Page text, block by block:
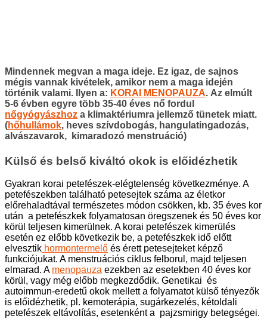
Mindennek megvan a maga ideje. Ez igaz, de sajnos
mégis vannak kivételek, amikor nem a maga idején
történik valami. Ilyen a: KORAI MENOPAUZA. Az elmúlt
5-6 évben egyre több 35-40 éves nő fordul
nőgyógyászhoz a klimaktériumra jellemző tünetek miatt.
(hőhullámok, heves szívdobogás, hangulatingadozás,
alvászavarok, kimaradozó menstruáció)
Külső és belső kiváltó okok is előidézhetik
Gyakran korai petefészek-elégtelenség következménye. A
petefészekben található petesejtek száma az életkor
előrehaladtával természetes módon csökken, kb. 35 éves kor
után a petefészkek folyamatosan öregszenek és 50 éves kor
körül teljesen kimerülnek. A korai petefészek kimerülés
esetén ez előbb következik be, a petefészkek idő előtt
elvesztik hormontermelő és érett petesejteket képző
funkciójukat. A menstruációs ciklus felborul, majd teljesen
elmarad. A menopauza ezekben az esetekben 40 éves kor
körül, vagy még előbb megkezdődik. Genetikai és
autoimmun-eredetű okok mellett a folyamatot külső tényezők
is előidézhetik, pl. kemoterápia, sugárkezelés, kétoldali
petefészek eltávolítás, esetenként a pajzsmirigy betegségei.